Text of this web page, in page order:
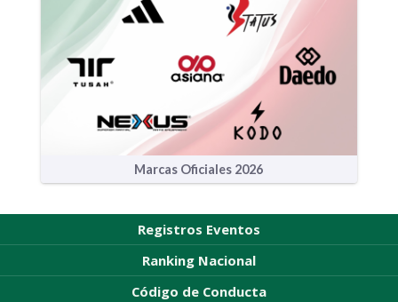
Marcas Oficiales 2026
Registros Eventos
Ranking Nacional
Código de Conducta